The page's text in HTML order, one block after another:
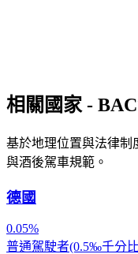
相關國家 -
基於地理位置與法律制
與酒後駕車規範。
德國
0.05%
普通駕駛者(0.5‰千分